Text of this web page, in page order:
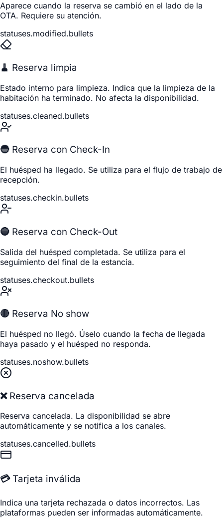
Aparece cuando la reserva se cambió en el lado de la
OTA. Requiere su atención.
statuses.modified.bullets
🧹 Reserva limpia
Estado interno para limpieza. Indica que la limpieza de la
habitación ha terminado. No afecta la disponibilidad.
statuses.cleaned.bullets
🔵 Reserva con Check-In
El huésped ha llegado. Se utiliza para el flujo de trabajo de
recepción.
statuses.checkin.bullets
🔵 Reserva con Check-Out
Salida del huésped completada. Se utiliza para el
seguimiento del final de la estancia.
statuses.checkout.bullets
🔴 Reserva No show
El huésped no llegó. Úselo cuando la fecha de llegada
haya pasado y el huésped no responda.
statuses.noshow.bullets
❌ Reserva cancelada
Reserva cancelada. La disponibilidad se abre
automáticamente y se notifica a los canales.
statuses.cancelled.bullets
💳 Tarjeta inválida
Indica una tarjeta rechazada o datos incorrectos. Las
plataformas pueden ser informadas automáticamente.